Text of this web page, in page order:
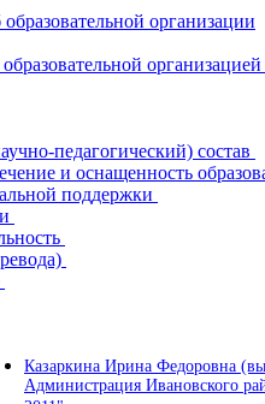
организации
организацией
педагогический) состав
и оснащенность
поддержки
Казаркина Ирина Федоровна
Администрация Ивановского